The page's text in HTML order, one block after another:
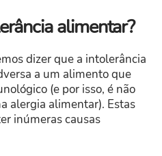
alimentar?
dizer que a intolerância
a um alimento que
(e por isso, é não
alergia alimentar). Estas
inúmeras causas